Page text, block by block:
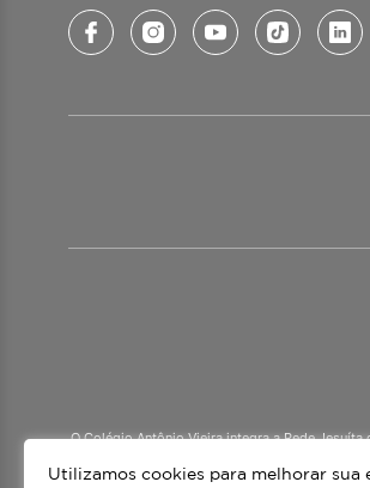
O Colégio Antônio Vieira integra a Rede
Utilizamos cookies para melhorar sua